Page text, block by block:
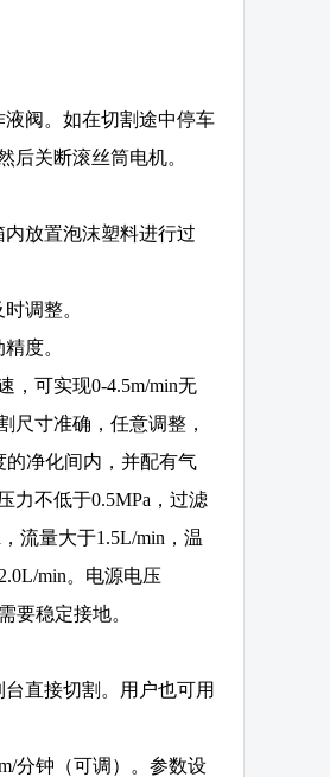
阀。如在切割途中停车
后关断滚丝筒电机。
放置泡沫塑料进行过
调整。
度。
，可实现0-4.5m/min无
尺寸准确，任意调整，
的净化间内，并配有气
力不低于0.5MPa，过滤
流量大于1.5L/min，温
min。电源电压
要稳定接地。
直接切割。用户也可用
分钟（可调）。参数设